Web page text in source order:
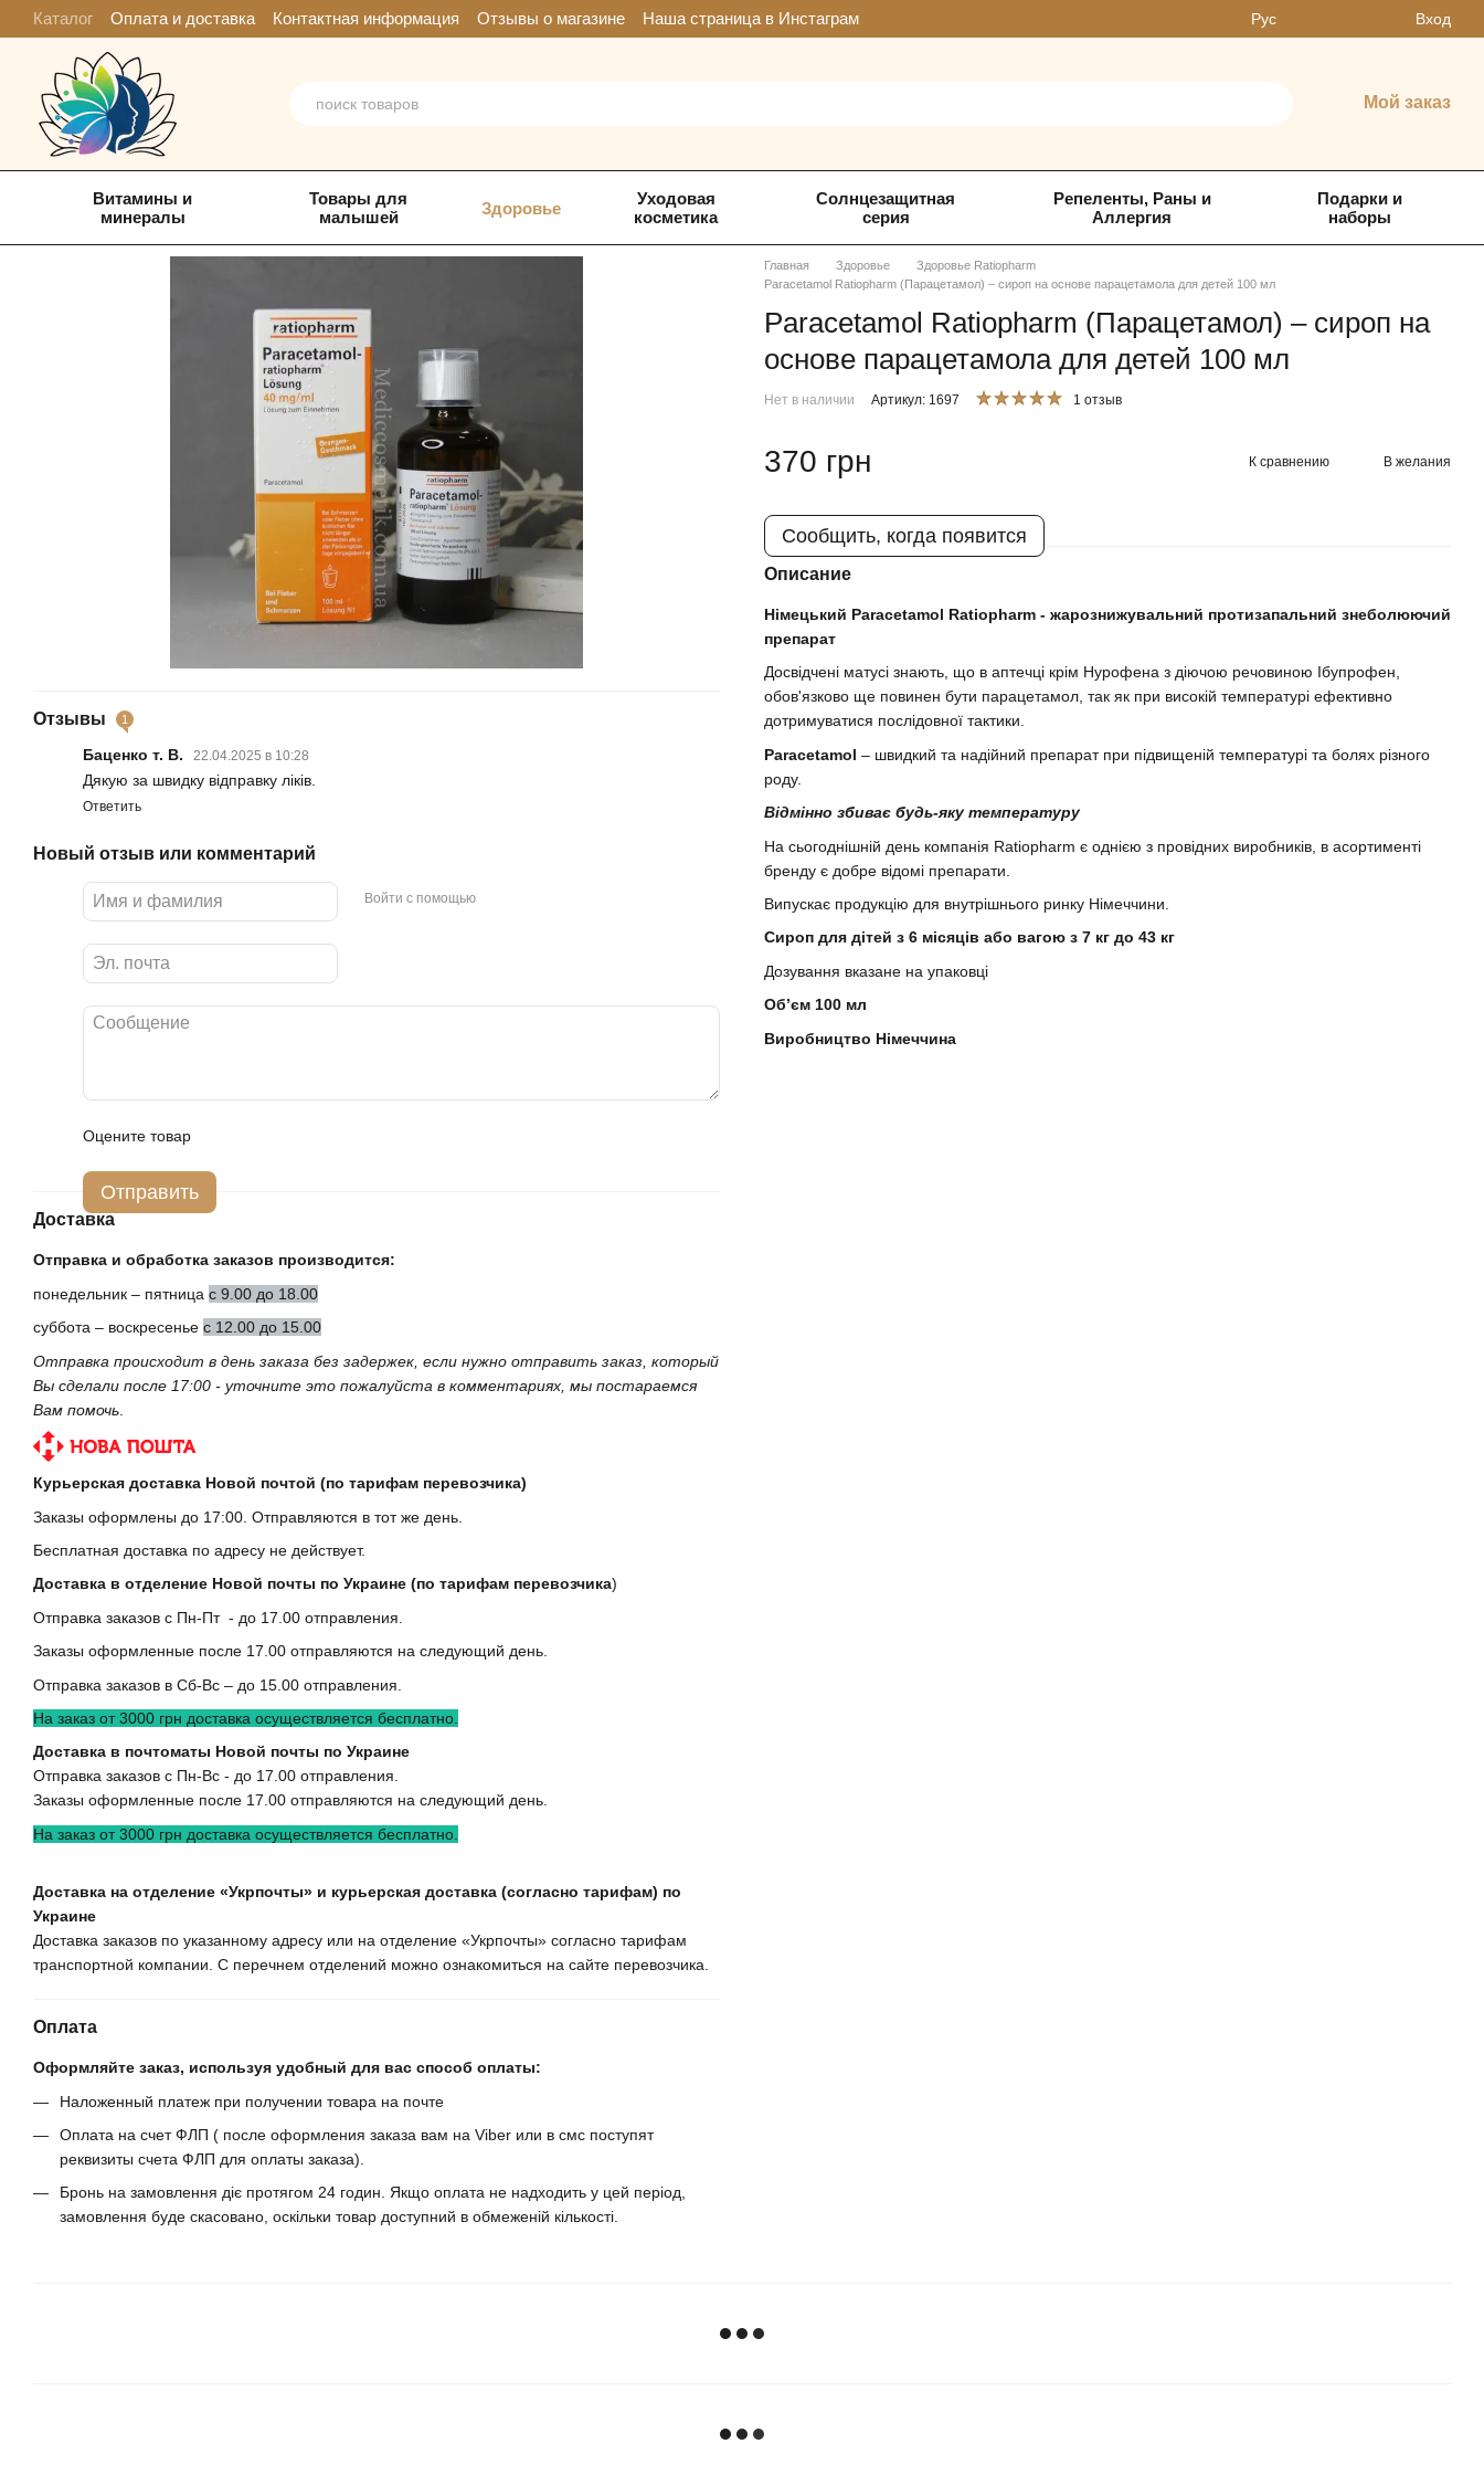
Перейти к основному контенту
Каталог Оплата и доставка Контактная информация Отзывы о магазине Наша страница в Инстаграм Рус Вход
Мой заказ
Витамины и
минералы
Товары для
малышей
Здоровье
Уходовая
косметика
Солнцезащитная
серия
Репеленты, Раны и
Аллергия
Подарки и
наборы
Отзывы 1
Баценко т. В. 22.04.2025 в 10:28
Дякую за швидку відправку ліків.
Ответить
Новый отзыв или комментарий
Войти с помощью
Оцените товар
Отправить
Доставка
Отправка и обработка заказов производится:
понедельник – пятница с 9.00 до 18.00
суббота – воскресенье с 12.00 до 15.00
Отправка происходит в день заказа без задержек, если нужно отправить заказ, который
Вы сделали после 17:00 - уточните это пожалуйста в комментариях, мы постараемся
Вам помочь
Курьерская доставка Новой почтой (по тарифам перевозчика)
Заказы оформлены до 17:00. Отправляются в тот же день.
Бесплатная доставка по адресу не действует.
Доставка в отделение Новой почты по Украине (по тарифам перевозчика)
Отправка заказов с Пн-Пт - до 17.00 отправления.
Заказы оформленные после 17.00 отправляются на следующий день.
Отправка заказов в Сб-Вс – до 15.00 отправления.
На заказ от 3000 грн доставка осуществляется бесплатно.
Доставка в почтоматы Новой почты по Украине
Отправка заказов с Пн-Вс - до 17.00 отправления.
Заказы оформленные после 17.00 отправляются на следующий день.
На заказ от 3000 грн доставка осуществляется бесплатно.
Доставка на отделение «Укрпочты» и курьерская доставка (согласно тарифам) по
Украине
Доставка заказов по указанному адресу или на отделение «Укрпочты» согласно тарифам
транспортной компании. С перечнем отделений можно ознакомиться на сайте перевозчика.
Оплата
Оформляйте заказ, используя удобный для вас способ оплаты:
Наложенный платеж при получении товара на почте
Оплата на счет ФЛП ( после оформления заказа вам на Viber или в смс поступят
реквизиты счета ФЛП для оплаты заказа).
Бронь на замовлення діє протягом 24 годин. Якщо оплата не надходить у цей період,
замовлення буде скасовано, оскільки товар доступний в обмеженій кількості.
Главная Здоровье
Здоровье Ratiopharm
Paracetamol Ratiopharm (Парацетамол) – сироп на основе парацетамола для детей 100 мл
Paracetamol Ratiopharm (Парацетамол) – сироп на
основе парацетамола для детей 100 мл
Нет в наличии Артикул: 1697 1 отзыв
370 грн К сравнению В желания
Сообщить, когда появится
Описание
Німецький Paracetamol Ratiopharm - жарознижувальний протизапальний знеболюючий
препарат
Досвідчені матусі знають, що в аптечці крім Нурофена з діючою речовиною Ібупрофен,
обов'язково ще повинен бути парацетамол, так як при високій температурі ефективно
дотримуватися послідовної тактики.
Paracetamol – швидкий та надійний препарат при підвищеній температурі та болях різного
роду.
Відмінно збиває будь-яку температуру
На сьогоднішній день компанія Ratiopharm є однією з провідних виробників, в асортименті
бренду є добре відомі препарати.
Випускає продукцію для внутрішнього ринку Німеччини.
Сироп для дітей з 6 місяців або вагою з 7 кг до 43 кг
Дозування вказане на упаковці
Обʼєм 100 мл
Виробництво Німеччина